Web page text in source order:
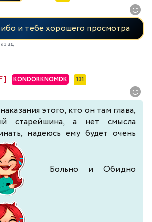
и тебе хорошего просмотра
KONDORKNOMDK 131
этого, кто он там глава,
старейшина, а нет смысла
надеюсь ему будет очень
Больно и Обидно